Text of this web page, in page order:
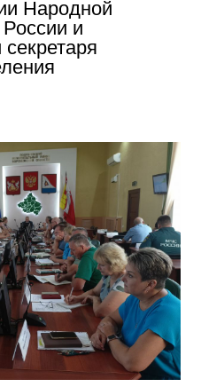
Народной
и